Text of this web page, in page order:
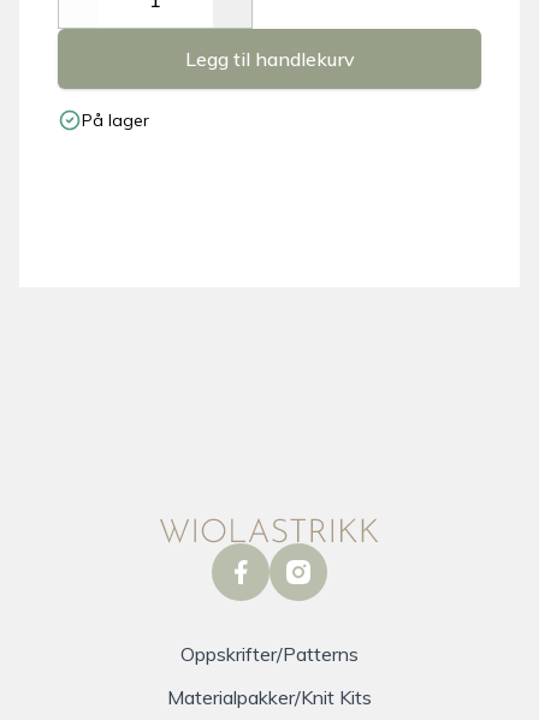
Decrease
Legg til handlekurv
På lager
facebookinstagram
Oppskrifter/Patterns
Materialpakker/Knit Kits